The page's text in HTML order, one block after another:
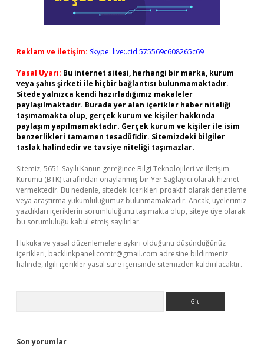
Reklam ve İletişim: Skype: live:.cid.575569c608265c69
Yasal Uyarı: Bu internet sitesi, herhangi bir marka, kurum
veya şahıs şirketi ile hiçbir bağlantısı bulunmamaktadır.
Sitede yalnızca kendi hazırladığımız makaleler
paylaşılmaktadır. Burada yer alan içerikler haber niteliği
taşımamakta olup, gerçek kurum ve kişiler hakkında
paylaşım yapılmamaktadır. Gerçek kurum ve kişiler ile isim
benzerlikleri tamamen tesadüfidir. Sitemizdeki bilgiler
taslak halindedir ve tavsiye niteliği taşımazlar.
Sitemiz, 5651 Sayılı Kanun gereğince Bilgi Teknolojileri ve İletişim
Kurumu (BTK) tarafından onaylanmış bir Yer Sağlayıcı olarak hizmet
vermektedir. Bu nedenle, sitedeki içerikleri proaktif olarak denetleme
veya araştırma yükümlülüğümüz bulunmamaktadır. Ancak, üyelerimiz
yazdıkları içeriklerin sorumluluğunu taşımakta olup, siteye üye olarak
bu sorumluluğu kabul etmiş sayılırlar.
Hukuka ve yasal düzenlemelere aykırı olduğunu düşündüğünüz
içerikleri, backlinkpanelicomtr@gmail.com adresine bildirmeniz
halinde, ilgili içerikler yasal süre içerisinde sitemizden kaldırılacaktır.
Son yorumlar